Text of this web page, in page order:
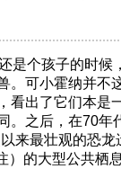
是个孩子的时候
可小霍纳并不
看出了它们本
。之后，在70年
以来最壮观的恐
的大型公共栖